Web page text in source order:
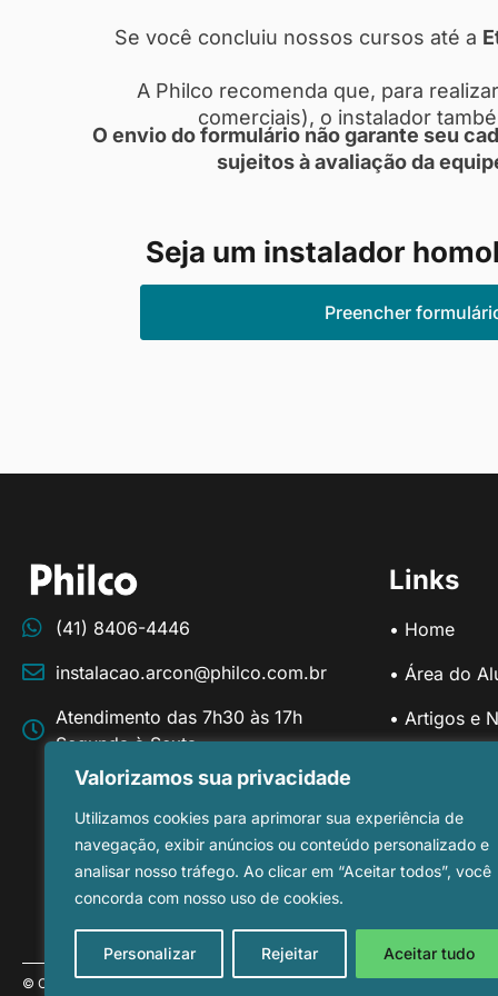
Valorizamos sua privacidade
Utilizamos cookies para aprimorar sua experiência de
navegação, exibir anúncios ou conteúdo personalizado e
analisar nosso tráfego. Ao clicar em “Aceitar todos”, você
concorda com nosso uso de cookies.
Personalizar Rejeitar Aceitar tudo
Se você concluiu nossos cursos até a
A Philco recomenda que, para
comerciais), o instalador
O envio do formulário não garante seu
sujeitos à avaliação da
Seja um instalador
Preencher
(41) 8406-4446
instalacao.arcon@philco.com.br
Atendimento das 7h30 às 17h
Segunda à Sexta
Links
• Home
• Área do
• Artigos e
•
© Copyright 2025 PHILCO ELETRÔNICOS S.A. – Todos Direitos Reservados.